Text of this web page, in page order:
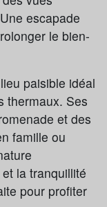
escapade
le bien-
paisible idéal
thermaux. Ses
et des
famille ou
la tranquillité
pour profiter